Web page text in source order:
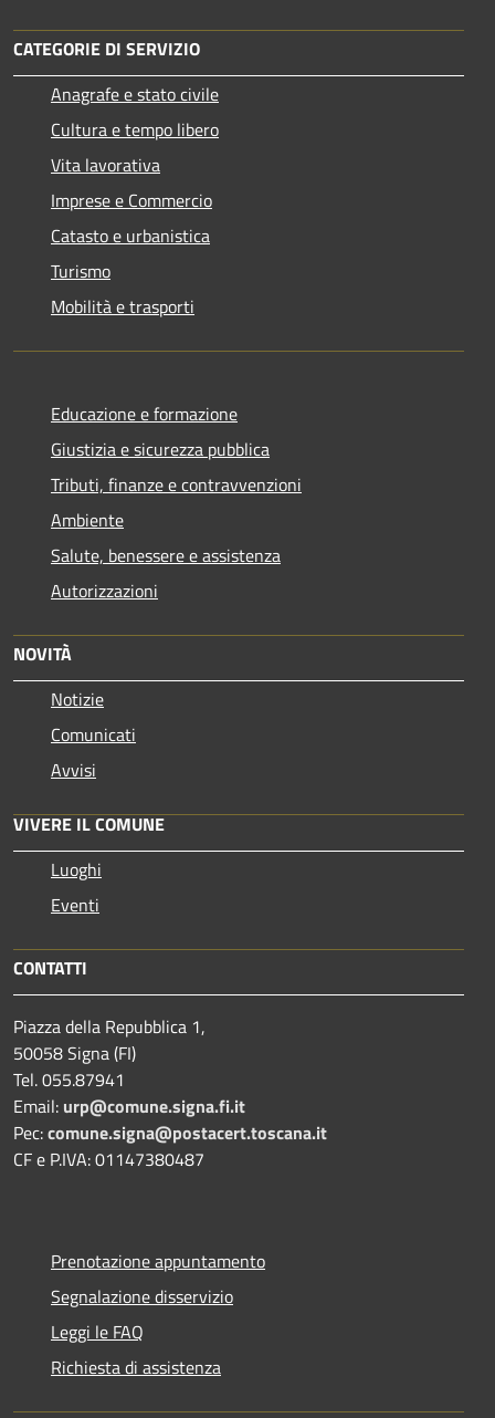
CATEGORIE DI SERVIZIO
Anagrafe e stato civile
Cultura e tempo libero
Vita lavorativa
Imprese e Commercio
Catasto e urbanistica
Turismo
Mobilità e trasporti
Educazione e formazione
Giustizia e sicurezza pubblica
Tributi, finanze e contravvenzioni
Ambiente
Salute, benessere e assistenza
Autorizzazioni
NOVITÀ
Notizie
Comunicati
Avvisi
VIVERE IL COMUNE
Luoghi
Eventi
CONTATTI
Piazza della Repubblica 1,
50058 Signa (FI)
Tel. 055.87941
Email: urp@comune.signa.fi.it
Pec:comune.signa@postacert.toscana.it
CF e P.IVA: 01147380487
Prenotazione appuntamento
Segnalazione disservizio
Leggi le FAQ
Richiesta di assistenza